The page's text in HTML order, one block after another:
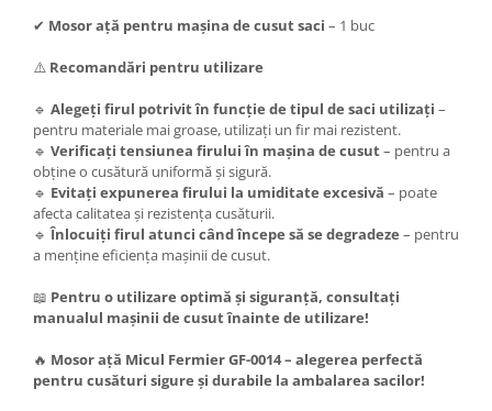
Masini de maturat manuale
Masini batut stalpi
Pentru Casa si Camping
Aragaze, plite, piese butelii de
voiaj
Accesorii aragaze & butelii
Butelii
Gratare
Plite & aragaze
Iluminat & electrice
Prelungitoare & cabluri electrice
Becuri
✔ Mosor ață pentru mașina de cusut saci – 1 buc
⚠️ Recomandări pentru utilizare
🔹 Alegeți firul potrivit în funcție de tipul de saci utilizați –
pentru materiale mai groase, utilizați un fir mai rezistent.
🔹 Verificați tensiunea firului în mașina de cusut– pentru a
obține o cusătură uniformă și sigură.
🔹 Evitați expunerea firului la umiditate excesivă – poate
afecta calitatea și rezistența cusăturii.
🔹Înlocuiți firul atunci când începe să se degradeze – pentru
a menține eficiența mașinii de cusut.
📖 Pentru o utilizare optimă și siguranță, consultați
manualul mașinii de cusut înainte de utilizare!
🔥 Mosor ață Micul Fermier GF-0014 – alegerea perfectă
pentru cusături sigure și durabile la ambalarea sacilor!